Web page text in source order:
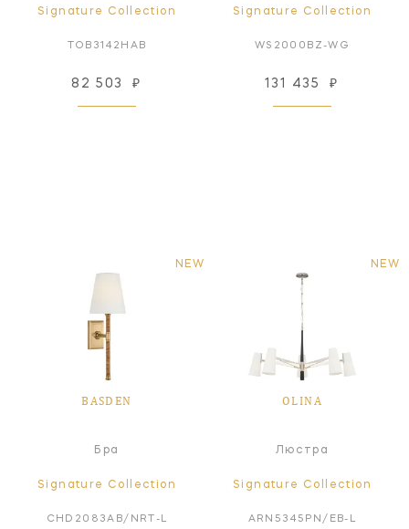
Signature Collection
TOB3142HAB
82 503 ₽
Signature Collection
WS2000BZ-WG
131 435 ₽
NEW
BASDEN
Бра
Signature Collection
CHD2083AB/NRT-L
NEW
OLINA
Люстра
Signature Collection
ARN5345PN/EB-L